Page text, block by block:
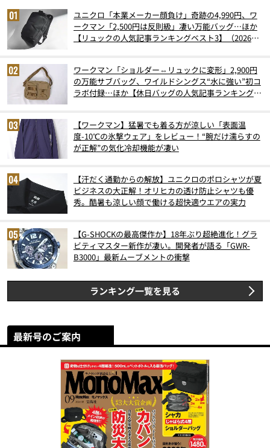
ユニクロ「本業メーカー顔負け」奇跡の4,990円、ワ
ークマン「2,500円は反則級」凄い万能バッグ…ほか
【リュックの人気記事ランキングベスト3】（2026年
ワークマン「ショルダー⇔リュックに変形」2,900円
の万能サブバッグ、ワイルドシングス“水に強い”初コ
ラボ付録…ほか【休日バッグの人気記事ランキングベ
【ワークマン】猛暑でも着る方が涼しい「表面温
度-10℃の氷撃ウェア」をレビュー！“腕だけ濡らすの
が正解”の気化冷却機能が凄い
【汗だく通勤からの解放】ユニクロのポロシャツが夏
ビジネスの大正解！オリヒカの透け防止シャツも優
秀。酷暑も涼しい顔で働ける超快適ウエアの実力
【G-SHOCKの最高傑作か】18年ぶり超絶進化！グラ
ビティマスター新作が凄い。開発者が語る「GWR-
B3000」最新ムーブメントの衝撃
ランキング一覧を見る
最新号のご案内